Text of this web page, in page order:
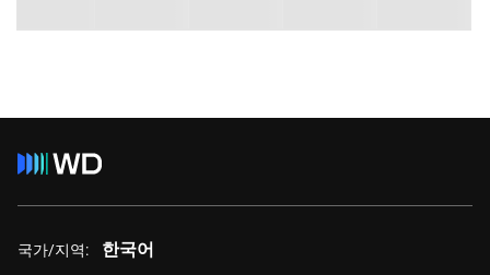
국가/지역: 한국어